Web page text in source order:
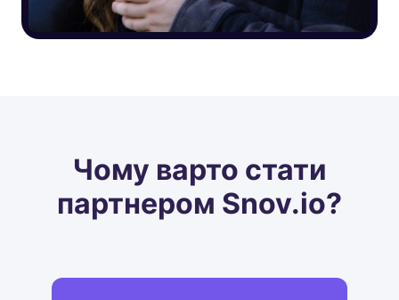
Чому варто стати
партнером Snov.io?